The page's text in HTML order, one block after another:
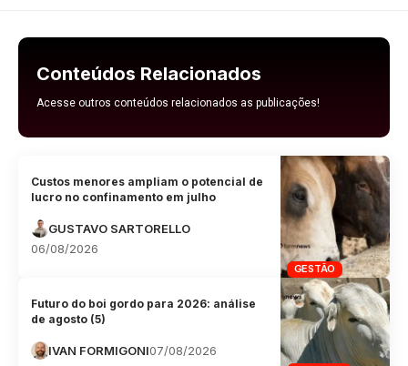
Conteúdos Relacionados
Acesse outros conteúdos relacionados as publicações!
GESTÃO
Custos menores ampliam o potencial de
lucro no confinamento em julho
GUSTAVO SARTORELLO
06/08/2026
Futuro do boi gordo para 2026: análise
de agosto (5)
IVAN FORMIGONI07/08/2026